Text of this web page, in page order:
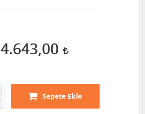
4.643,00
Sepete Ekle